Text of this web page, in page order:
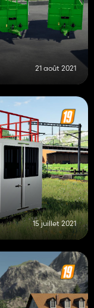
21 août 2021
15 juillet 2021